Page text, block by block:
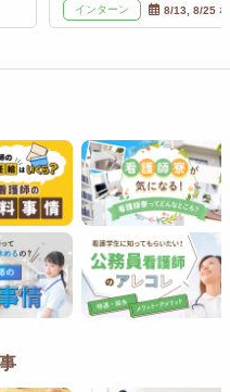
インターン 8/13, 8/25